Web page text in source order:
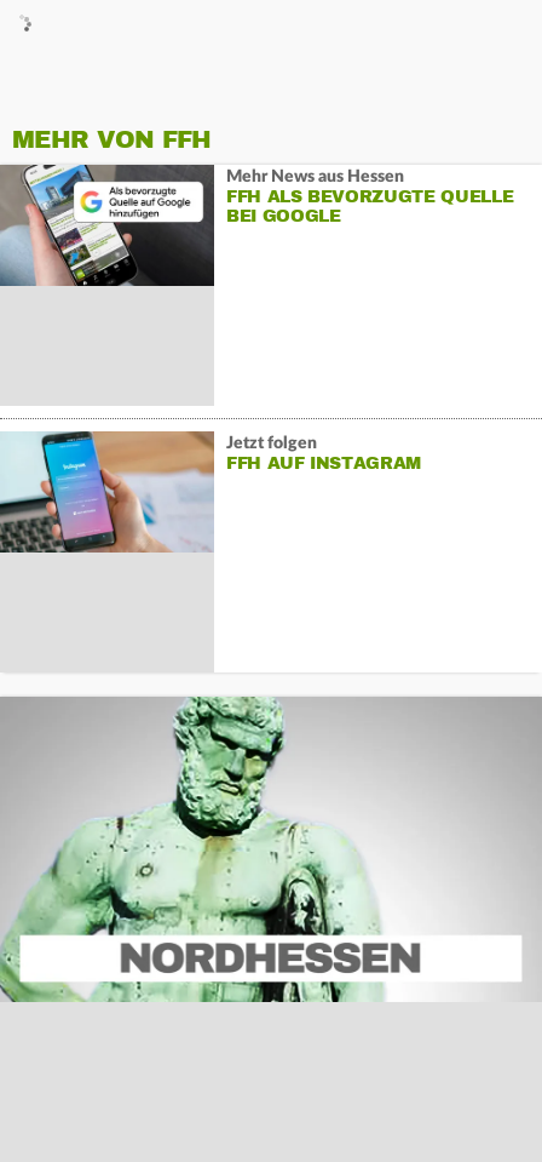
MEHR VON FFH
Mehr News aus Hessen
FFH ALS BEVORZUGTE QUELLE
BEI GOOGLE
Jetzt folgen
FFH AUF INSTAGRAM